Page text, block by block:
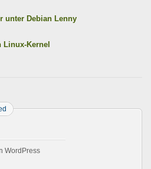
unter Debian Lenny
Linux-Kernel
WordPress